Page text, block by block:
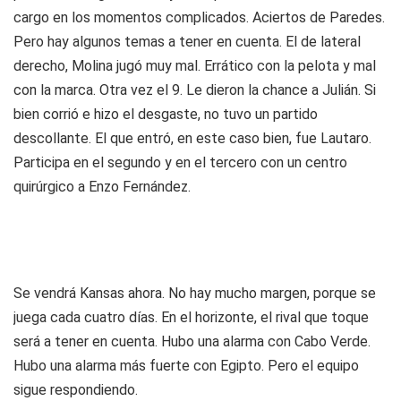
cargo en los momentos complicados. Aciertos de Paredes.
Pero hay algunos temas a tener en cuenta. El de lateral
derecho, Molina jugó muy mal. Errático con la pelota y mal
con la marca. Otra vez el 9. Le dieron la chance a Julián. Si
bien corrió e hizo el desgaste, no tuvo un partido
descollante. El que entró, en este caso bien, fue Lautaro.
Participa en el segundo y en el tercero con un centro
quirúrgico a Enzo Fernández.
Se vendrá Kansas ahora. No hay mucho margen, porque se
juega cada cuatro días. En el horizonte, el rival que toque
será a tener en cuenta. Hubo una alarma con Cabo Verde.
Hubo una alarma más fuerte con Egipto. Pero el equipo
sigue respondiendo.